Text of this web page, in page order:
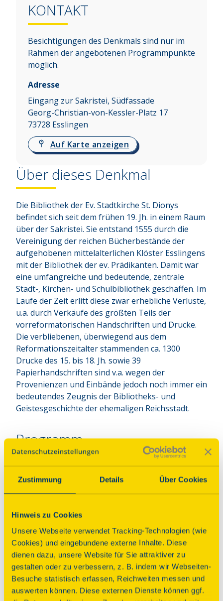
Zustimmung Details Über Cookies
Hinweis zu Cookies
Unsere Webseite verwendet Tracking-Technologien (wie
Cookies) und eingebundene externe Inhalte. Diese
dienen dazu, unsere Website für Sie attraktiver zu
gestalten oder zu verbessern, z. B. indem wir Webseiten-
Besuche statistisch erfassen, Reichweiten messen und
auswerten können. Diese externen Dienste können ggf.
KONTAKT
Besichtigungen des Denkmals sind nur im
Rahmen der angebotenen Programmpunkte
möglich.
Adresse
Eingang zur Sakristei, Südfassade
Georg-Christian-von-Kessler-Platz 17
73728 Esslingen
Auf Karte anzeigen
Über dieses Denkmal
Die Bibliothek der Ev. Stadtkirche St. Dionys
befindet sich seit dem frühen 19. Jh. in einem Raum
über der Sakristei. Sie entstand 1555 durch die
Vereinigung der reichen Bücherbestände der
aufgehobenen mittelalterlichen Klöster Esslingens
mit der Bibliothek der ev. Prädikanten. Damit war
eine umfangreiche und bedeutende, zentrale
Stadt-, Kirchen- und Schulbibliothek geschaffen. Im
Laufe der Zeit erlitt diese zwar erhebliche Verluste,
u.a. durch Verkäufe des größten Teils der
vorreformatorischen Handschriften und Drucke.
Die verbliebenen, überwiegend aus dem
Reformationszeitalter stammenden ca. 1300
Drucke des 15. bis 18. Jh. sowie 39
Papierhandschriften sind v.a. wegen der
Provenienzen und Einbände jedoch noch immer ein
bedeutendes Zeugnis der Bibliotheks- und
Geistesgeschichte der ehemaligen Reichsstadt.
Programm
Führung
Ordnungen + Verzeichnisse
Zeiten
Sonntag, 13.09.2026 15:00 Uhr| Dauer: 15
Minuten
Sonntag, 13.09.2026 15:20 Uhr| Dauer:15
Minuten